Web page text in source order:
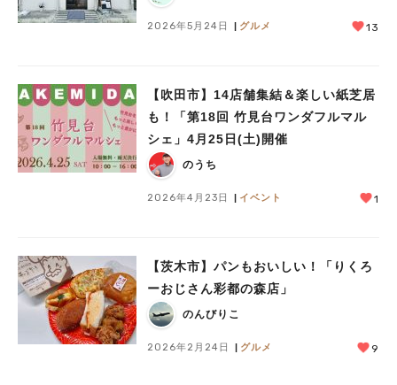
2026年5月24日 グルメ 13
【吹田市】14店舗集結＆楽しい紙芝居
も！「第18回 竹見台ワンダフルマル
シェ」4月25日(土)開催
のうち
2026年4月23日 イベント 1
【茨木市】パンもおいしい！「りくろ
ーおじさん彩都の森店」
のんびりこ
2026年2月24日 グルメ 9